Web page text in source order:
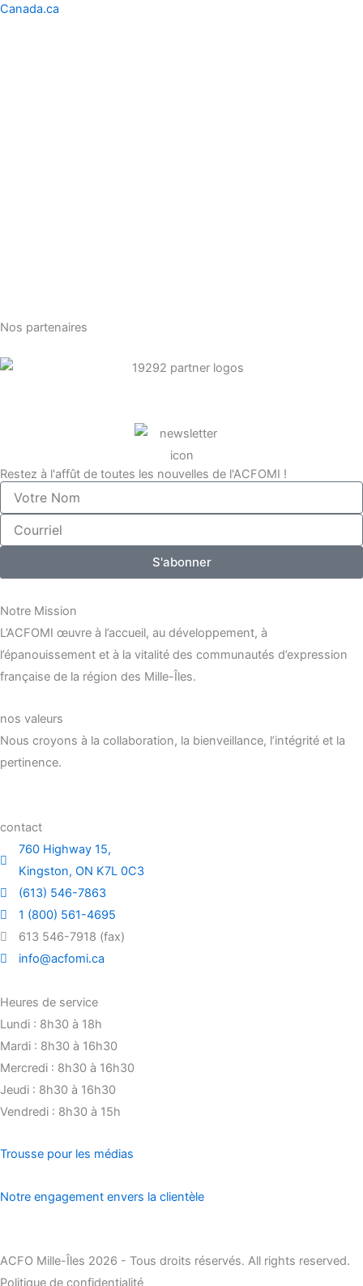
Canada.ca
Nos partenaires
Restez à l'affût de toutes les nouvelles de l'ACFOMI !
Votre
Nom
Courriel
S'abonner
Notre Mission
L’ACFOMI œuvre à l’accueil, au développement, à
l’épanouissement et à la vitalité des communautés d’expression
française de la région des Mille-Îles.
nos valeurs
Nous croyons à la collaboration, la bienveillance, l’intégrité et la
pertinence.
contact
760 Highway 15,
Kingston, ON K7L 0C3
(613) 546-7863
1 (800) 561-4695
613 546-7918 (fax)
info@acfomi.ca
Heures de service
Lundi : 8h30 à 18h
Mardi : 8h30 à 16h30
Mercredi : 8h30 à 16h30
Jeudi : 8h30 à 16h30
Vendredi : 8h30 à 15h
Trousse pour les médias
Notre engagement envers la clientèle
ACFO Mille-Îles 2026 - Tous droits réservés. All rights reserved.